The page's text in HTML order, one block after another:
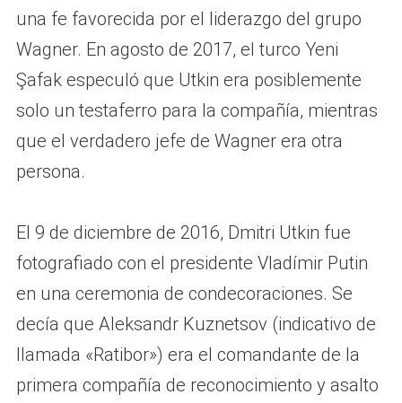
una fe favorecida por el liderazgo del grupo
Wagner. En agosto de 2017, el turco Yeni
Şafak especuló que Utkin era posiblemente
solo un testaferro para la compañía, mientras
que el verdadero jefe de Wagner era otra
persona.
El 9 de diciembre de 2016, Dmitri Utkin fue
fotografiado con el presidente Vladímir Putin
en una ceremonia de condecoraciones. Se
decía que Aleksandr Kuznetsov (indicativo de
llamada «Ratibor») era el comandante de la
primera compañía de reconocimiento y asalto